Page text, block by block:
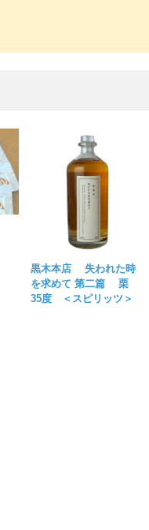
黒木本店 失われた時
を求めて 第二篇 栗
35度 ＜スピリッツ＞